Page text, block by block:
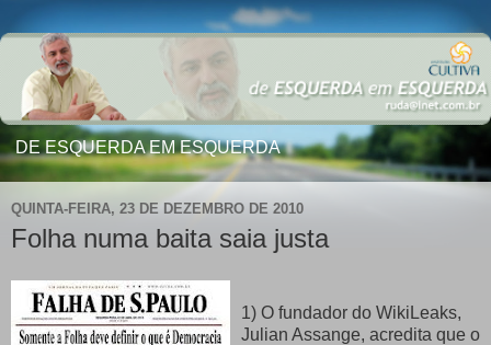
DE ESQUERDA EM ESQUERDA
QUINTA-FEIRA, 23 DE DEZEMBRO DE 2010
Folha numa baita saia justa
1) O fundador do WikiLeaks,
Julian Assange, acredita que o